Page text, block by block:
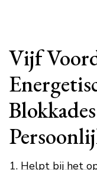
Vijf
Helpt bij het